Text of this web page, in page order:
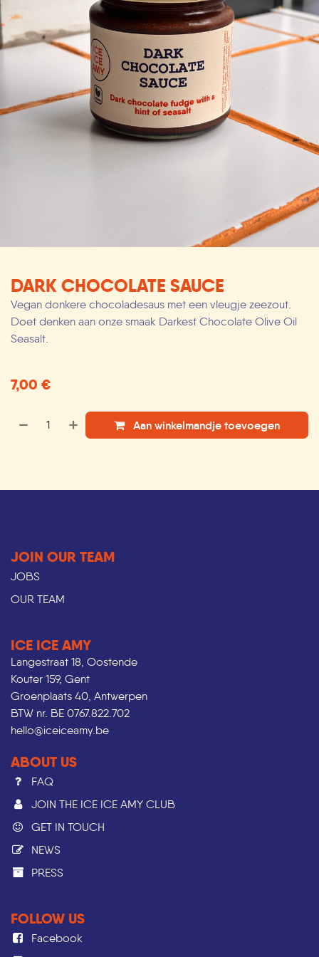
DARK CHOCOLATE SAUCE
Vegan donkere chocoladesaus met een vleugje zeezout.
Doet denken aan onze smaak Darkest Chocolate Olive Oil
Seasalt.
7,00 €
Aan winkelmandje toevoegen
JOIN OUR TEAM
JOBS
OUR TEAM
ICE ICE AMY
Langestraat 18, Oostende
Kouter 159, Gent
Groenplaats 40, Antwerpen
BTW nr. BE 0767.822.702
hello@iceiceamy.be
ABOUT US
FAQ
JOIN THE ICE ICE AMY CLUB
GET IN TOUCH
NEWS
PRESS​
FOLLOW US
Facebook